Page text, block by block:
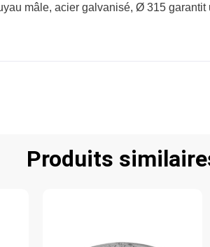
mâle, acier galvanisé, Ø 315
Produits